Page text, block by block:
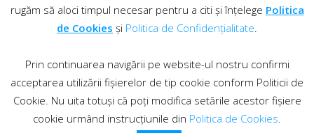
Contact·Regulament comentarii
rugăm să aloci timpul necesar pentru a citi și înțelege Politica
de Cookies și Politica de Confidențialitate.
Prin continuarea navigării pe website-ul nostru confirmi
acceptarea utilizării fișierelor de tip cookie conform Politicii de
Cookie. Nu uita totuși că poți modifica setările acestor fișiere
cookie urmând instrucțiunile din Politica de Cookies.